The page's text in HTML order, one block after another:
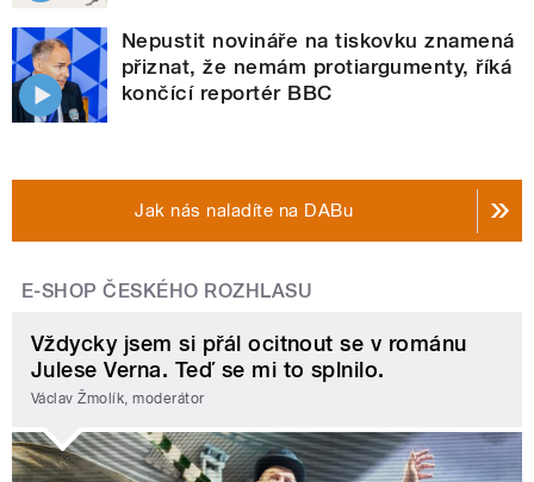
Nepustit novináře na tiskovku znamená
přiznat, že nemám protiargumenty, říká
končící reportér BBC
Jak nás naladíte na DABu
E-SHOP ČESKÉHO ROZHLASU
Vždycky jsem si přál ocitnout se v románu
Julese Verna. Teď se mi to splnilo.
Václav Žmolík, moderátor